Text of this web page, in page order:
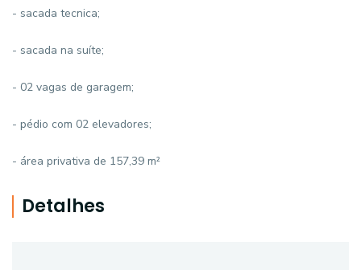
- sacada tecnica;
- sacada na suíte;
- 02 vagas de garagem;
- pédio com 02 elevadores;
- área privativa de 157,39 m²
Detalhes